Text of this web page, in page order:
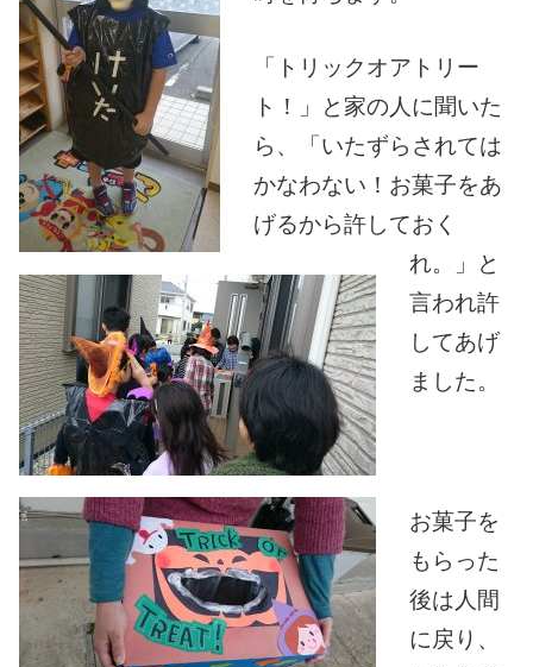
「トリックオアトリー
ト！」と家の人に聞いた
ら、「いたずらされては
かなわない！お菓子をあ
げるから許しておく
れ。」と
言われ許
してあげ
ました。
お菓子を
もらった
後は人間
に戻り、